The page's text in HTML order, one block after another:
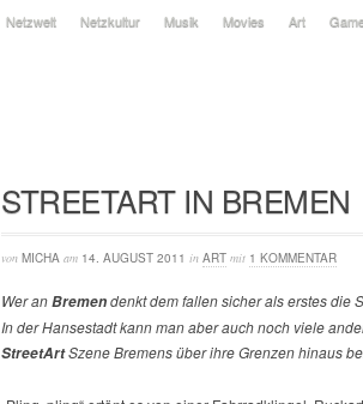
Netzwelt Netzkultur Musik Movies Art
STREETART IN BREMEN
von MICHA am 14. AUGUST 2011 in ART mit 1 KOMMENTAR
Wer anBremendenkt dem fallen sicher als erstes die
In der Hansestadt kann man aber auch noch viele
StreetArtSzene Bremens über ihre Grenzen hinaus